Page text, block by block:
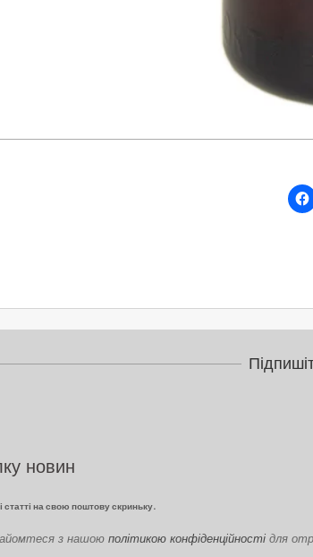
новин
статті на свою поштову скриньку.
з нашою політикою конфіденційності для